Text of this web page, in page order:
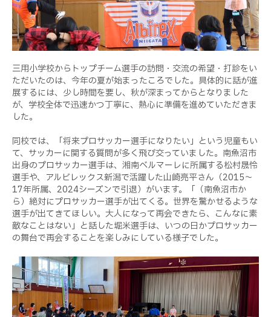
三用小学校からトップチーム選手の訪問・交流の希望・打診をい
ただいたのは、今年の夏が始まったころでした。具体的に話が進
展するには、少し時間を要し、秋が深まってからとなりました
が、学校全体で迅速かつ丁寧に、熱心に準備を進めていただきま
した。
同校では、「将来プロサッカー選手になりたい」という児童もい
て、サッカーに関する質問が多く飛び交っていました。南魚沼市
出身のプロサッカー選手は、湘南ベルマーレに所属する松村晟怜
選手や、アルビレックス新潟で活躍した山崎亮平さん（2015～
17年所属、2024シーズンで引退）がいます。「（南魚沼市か
ら）絶対にプロサッカー選手が出てくる。世界を驚かせるような
選手が出てきてほしい。大人になって再会できたら、こんなに素
敵なことはない」と話した堀米選手は、いつの日かプロサッカー
の舞台で再会することを楽しみにしている様子でした。